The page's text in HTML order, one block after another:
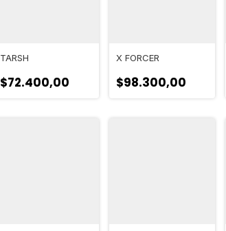
TARSH
$72.400,00
X FORCER
$98.300,00